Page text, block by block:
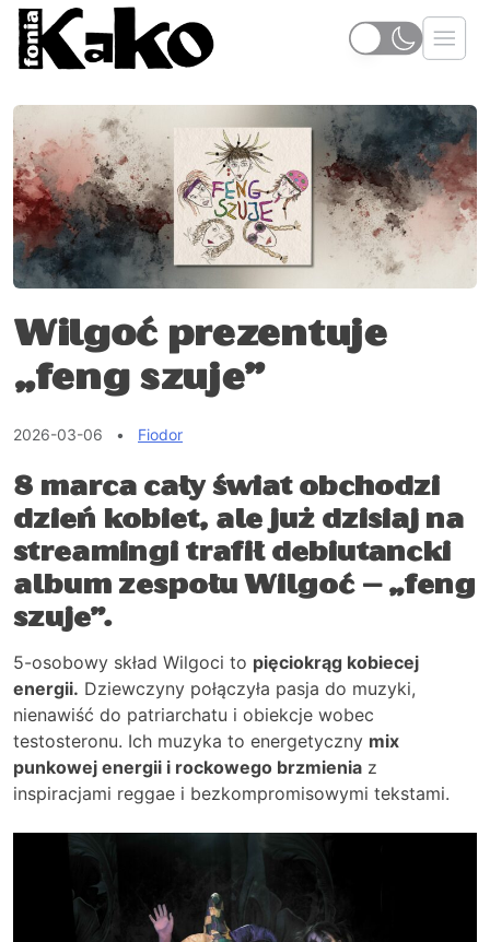
Wilgoć prezentuje
„feng szuje”
2026-03-06 • Fiodor
8 marca cały świat obchodzi
dzień kobiet, ale już dzisiaj na
streamingi trafił debiutancki
album zespołu Wilgoć – „feng
szuje”.
5-osobowy skład Wilgoci to pięciokrąg kobiecej
energii. Dziewczyny połączyła pasja do muzyki,
nienawiść do patriarchatu i obiekcje wobec
testosteronu. Ich muzyka to energetyczny mix
punkowej energii i rockowego brzmienia z
inspiracjami reggae i bezkompromisowymi tekstami.